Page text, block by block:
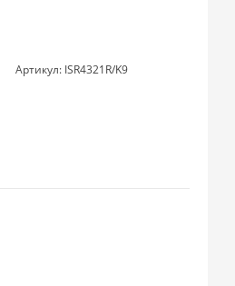
Артикул: ISR4321R/K9